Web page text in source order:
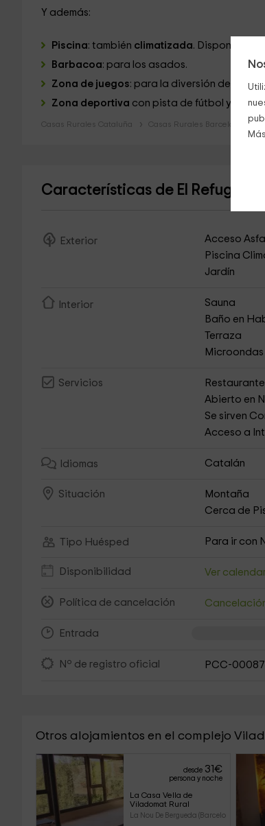
Y además:
Piscina: también climatizada. Dispone de
Barbacoa: para los asados.
Zona de juegos: para la diversión de
Zona deportiva con pista de fútbol y pádel.
Casas Rurales Cataluña Casas Rurales Barcelona
Características de El Refugi de
Exterior Acceso
Piscina
Jardín
Interior Sauna
Baño en
Terraza
Microondas
Servicios
Abierto en
Se sirven
Acceso a
Idiomas Catalán
Situación Montaña
Cerca de
Tipo Huésped Para ir con
Disponibilidad Ver
Política de cancelación
Entrada
Nº de registro oficial PCC-
Otros alojamientos en el complejo
desde 31 €
persona y noche
La Casa Vella de
Viladomat Rural
La Nou De Bergueda (Barcelona)